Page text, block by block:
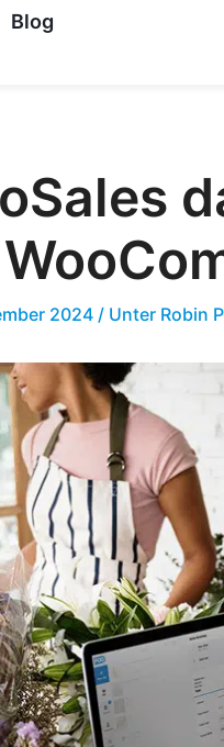
Blog
2024 / Unter Robin